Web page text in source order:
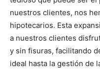
nuestros clientes, nos
hipotecarios. Esta
a nuestros clientes
y sin fisuras, facilitando
ideal hasta la gestión de